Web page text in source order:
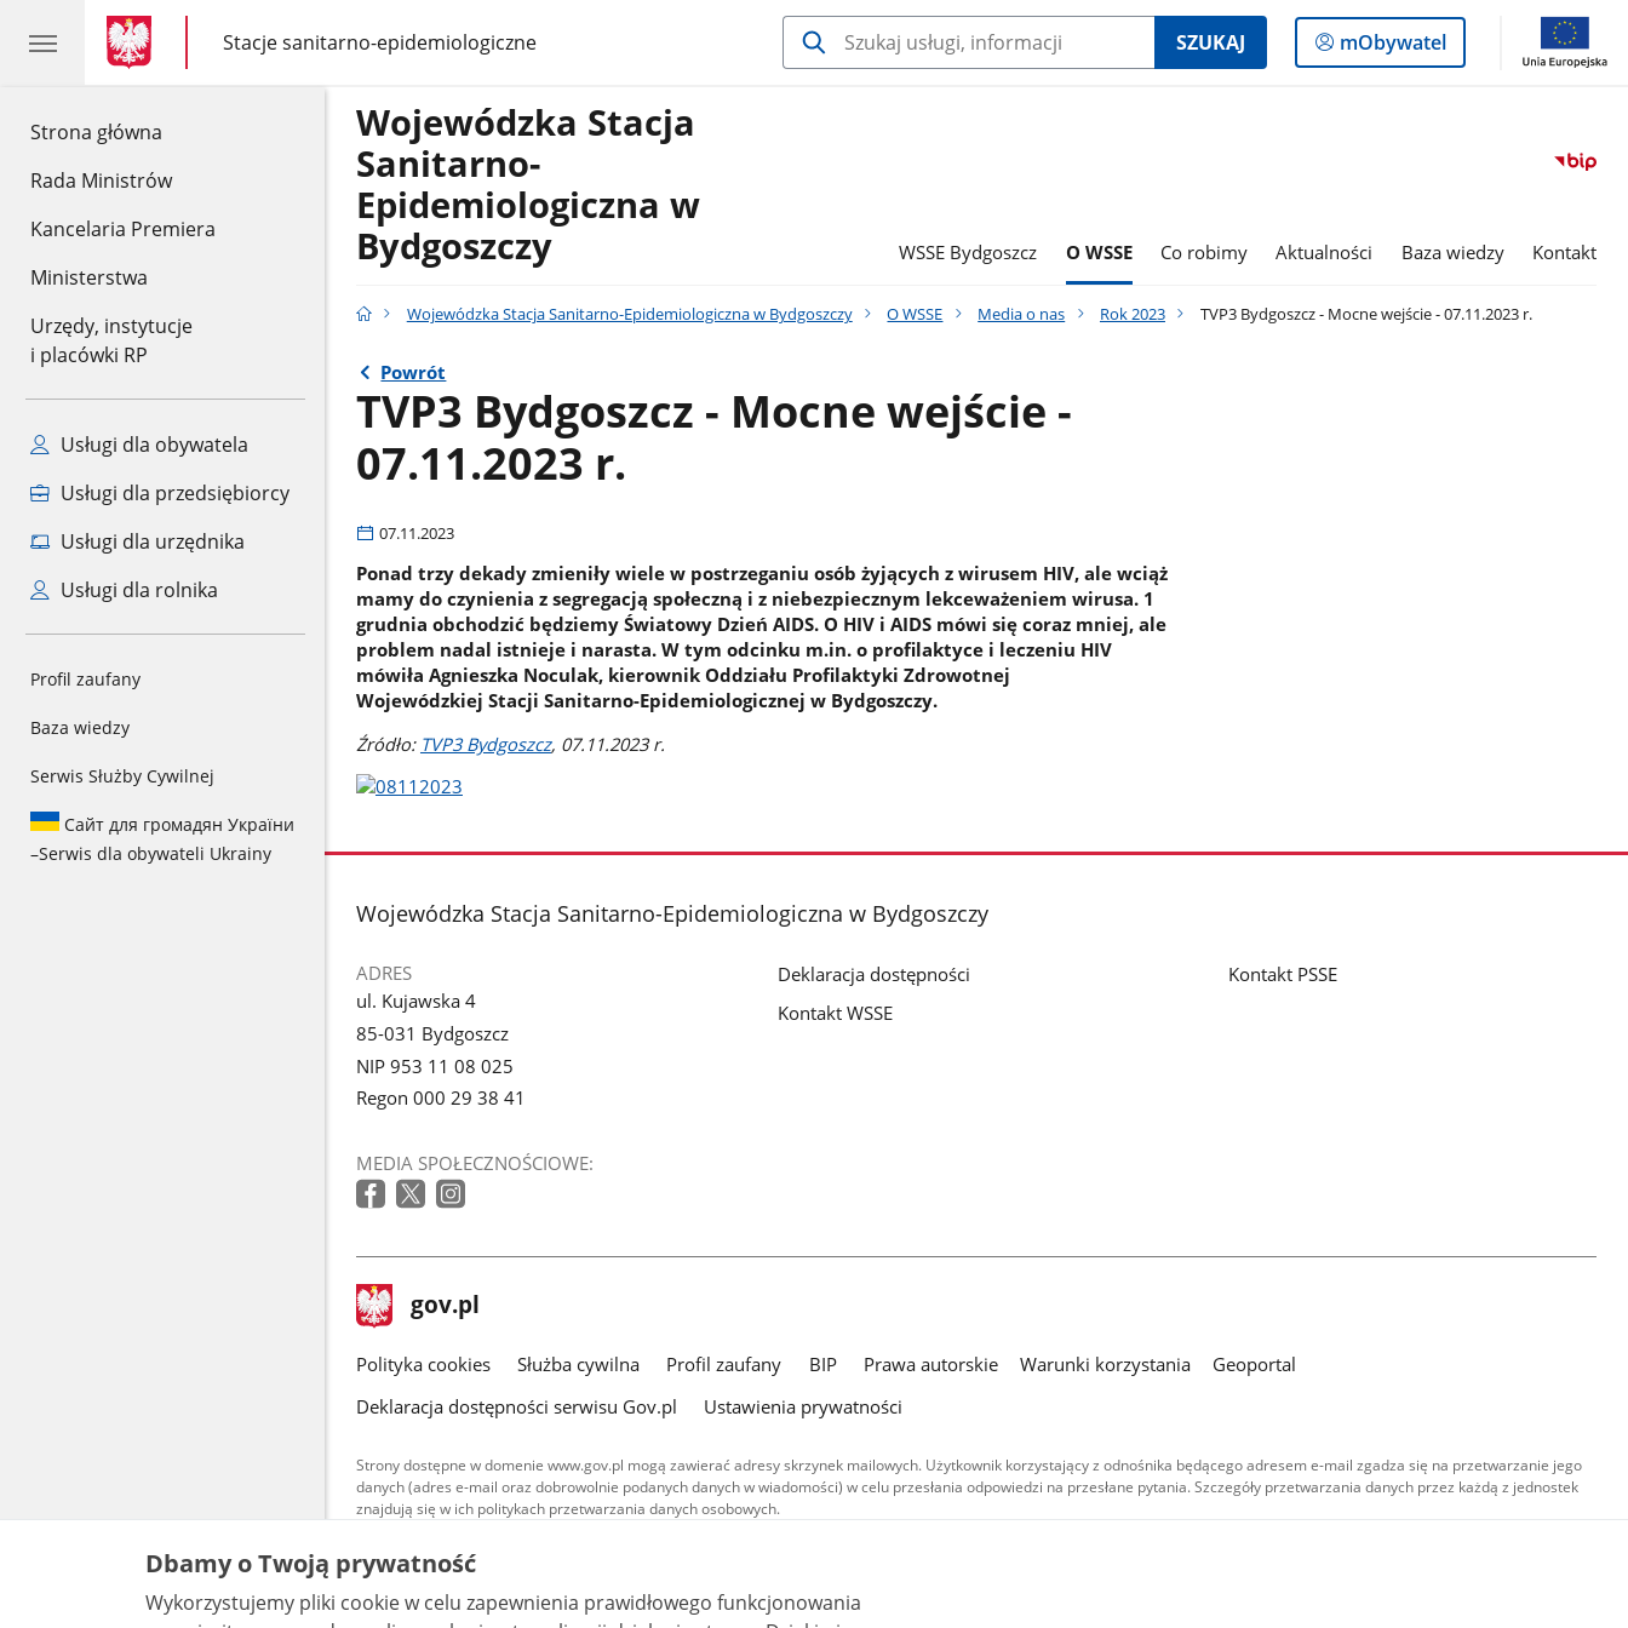
Strona główna
Rada Ministrów
Kancelaria Premiera
Ministerstwa
Urzędy, instytucje
i placówki RP
Usługi dla obywatela
Usługi dla przedsiębiorcy
Usługi dla urzędnika
Usługi dla rolnika
Profil zaufany
Baza wiedzy
Serwis Służby Cywilnej
Сайт для громадян України
–Serwis dla obywateli Ukrainy
gov.pl
gov.pl
Stacje sanitarno-epidemiologiczne
gov.pl
Stacje
sanitarno-
epidemiologiczne
SZUKAJ
Logowanie
do
mObywatel
Wojewódzka Stacja
Sanitarno-
Epidemiologiczna w
Bydgoszczy
WSSE Bydgoszcz O WSSE Co robimy Aktualności Baza wiedzy Kontakt
Wojewódzka Stacja Sanitarno-Epidemiologiczna w Bydgoszczy O WSSE Media o nas Rok 2023 TVP3 Bydgoszcz - Mocne wejście - 07.11.2023 r.
Powrót
TVP3 Bydgoszcz - Mocne wejście -
07.11.2023 r.
07.11.2023
Ponad trzy dekady zmieniły wiele w postrzeganiu osób żyjących z wirusem HIV, ale wciąż
mamy do czynienia z segregacją społeczną i z niebezpiecznym lekceważeniem wirusa. 1
grudnia obchodzić będziemy Światowy Dzień AIDS. O HIV i AIDS mówi się coraz mniej, ale
problem nadal istnieje i narasta. W tym odcinku m.in. o profilaktyce i leczeniu HIV
mówiła Agnieszka Noculak, kierownik Oddziału Profilaktyki Zdrowotnej
Wojewódzkiej Stacji Sanitarno-Epidemiologicznej w Bydgoszczy.
Źródło: TVP3 Bydgoszcz, 07.11.2023 r.
stopka
Wojewódzka Stacja Sanitarno-Epidemiologiczna w Bydgoszczy
ADRES
ul. Kujawska 4
85-031 Bydgoszcz
NIP 953 11 08 025
Regon 000 29 38 41
MEDIA SPOŁECZNOŚCIOWE:
Deklaracja dostępności
Kontakt WSSE
Kontakt PSSE
stopka
gov.pl Strona
gov.pl
gov.pl
Polityka cookies Służba cywilna Profil zaufany BIP Prawa autorskie Warunki korzystania
Geoportal
Deklaracja dostępności serwisu Gov.pl
Ustawienia prywatności
Strony dostępne w domenie www.gov.pl mogą zawierać adresy skrzynek mailowych. Użytkownik korzystający z odnośnika będącego adresem e-mail zgadza się na przetwarzanie jego
danych (adres e-mail oraz dobrowolnie podanych danych w wiadomości) w celu przesłania odpowiedzi na przesłane pytania. Szczegóły przetwarzania danych przez każdą z jednostek
znajdują się w ich politykach przetwarzania danych osobowych.
Treści tekstowe publikowane w serwisie (z wyłączeniem treści audiowizualnych), są
udostępniane na licencji typu Creative Commons: uznanie autorstwa - na tych samych
warunkach 4.0 (CC BY-SA 4.0). Materiały audiowizualne, w tym zdjęcia, materiały audio i wideo,
są udostępniane na licencji typu Creative Commons: uznanie autorstwa użycie niekomercyjne -
Dbamy o Twoją prywatność
Wykorzystujemy pliki cookie w celu zapewnienia prawidłowego funkcjonowania